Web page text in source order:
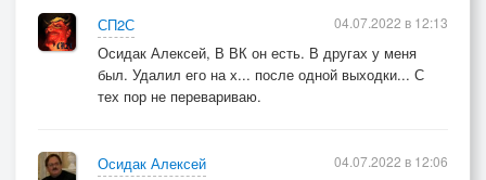
СП2С
Осидак Алексей, В ВК он есть. В другах у меня
был. Удалил его на х... после одной выходки... С
тех пор не перевариваю.
04.07.2022 в 12:13
Осидак Алексей
04.07.2022 в 12:06